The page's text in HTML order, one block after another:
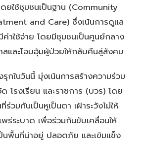
ยใช้ชุมชนเป็นฐาน (Community
and Care) ซึ่งเน้นการดูแล
าใช้จ่าย โดยมีชุมชนเป็นศูนย์กลาง
สและโอบอุ้มผู้ป่วยให้กลับคืนสู่สังคม
กในวันนี้ มุ่งเน้นการสร้างความร่วม
โรงเรียน และราชการ (บวร) โดย
ร่วมกันเป็นหูเป็นตา เฝ้าระวังไม่ให้
ร่ระบาด เพื่อร่วมกันขับเคลื่อนให้
นพื้นที่น่าอยู่ ปลอดภัย และเข้มแข็ง